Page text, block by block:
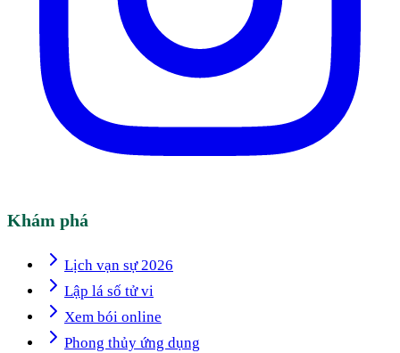
Khám phá
Lịch vạn sự 2026
Lập lá số tử vi
Xem bói online
Phong thủy ứng dụng